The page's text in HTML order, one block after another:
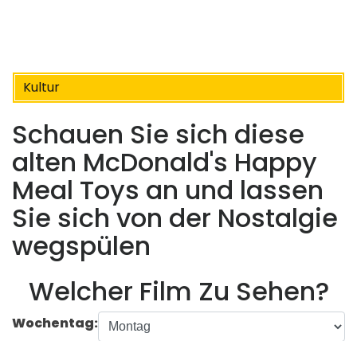
Kultur
Schauen Sie sich diese
alten McDonald's Happy
Meal Toys an und lassen
Sie sich von der Nostalgie
wegspülen
Welcher Film Zu Sehen?
Wochentag: